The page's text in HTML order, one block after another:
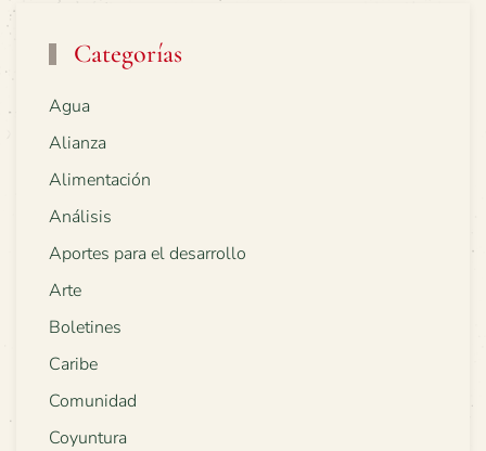
Categorías
Agua
Alianza
Alimentación
Análisis
Aportes para el desarrollo
Arte
Boletines
Caribe
Comunidad
Coyuntura